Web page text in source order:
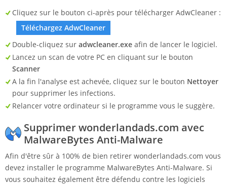
Cliquez sur le bouton ci-après pour télécharger AdwCleaner :
Téléchargez AdwCleaner
Double-cliquez sur adwcleaner.exe afin de lancer le logiciel.
Lancez un scan de votre PC en cliquant sur le bouton
Scanner
A la fin l'analyse est achevée, cliquez sur le bouton Nettoyer
pour supprimer les infections.
Relancer votre ordinateur si le programme vous le suggère.
Supprimer wonderlandads.com avec
MalwareBytes Anti-Malware
Afin d'être sûr à 100% de bien retirer wonderlandads.com vous
devez installer le programme MalwareBytes Anti-Malware. Si
vous souhaitez également être défendu contre les logiciels